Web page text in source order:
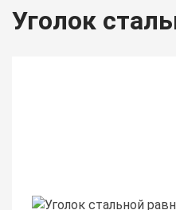
Уголок